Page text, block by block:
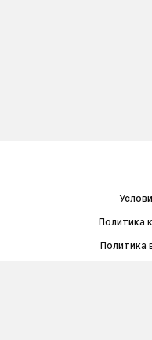
Политика
Политика